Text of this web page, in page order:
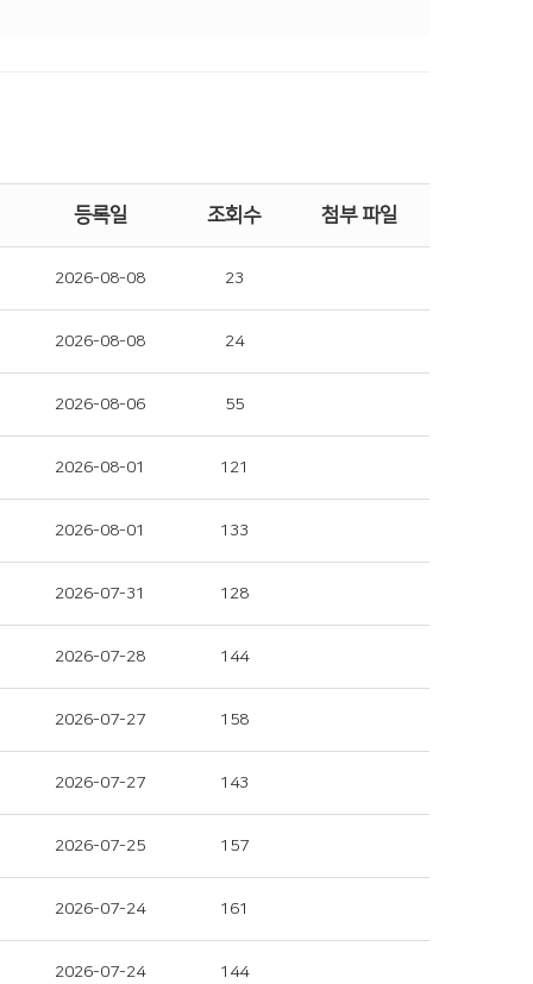
등록일 조회수 첨부 파일
2026-08-08 23
2026-08-08 24
2026-08-06 55
2026-08-01 121
2026-08-01 133
2026-07-31 128
2026-07-28 144
2026-07-27 158
2026-07-27 143
2026-07-25 157
2026-07-24 161
2026-07-24 144